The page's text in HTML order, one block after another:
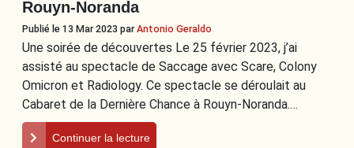
Rouyn-Noranda
Publié le 13 Mar 2023 parAntonio Geraldo
Une soirée de découvertes Le 25 février 2023, j’ai
assisté au spectacle de Saccage avec Scare, Colony
Omicron et Radiology. Ce spectacle se déroulait au
Cabaret de la Dernière Chance à Rouyn-Noranda.…
Continuer la lecture